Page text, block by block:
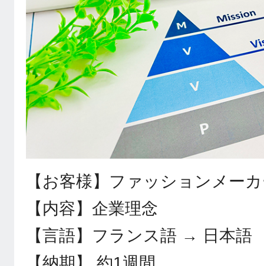
【お客様】ファッションメー
【内容】企業理念
【言語】フランス語 → 日本語